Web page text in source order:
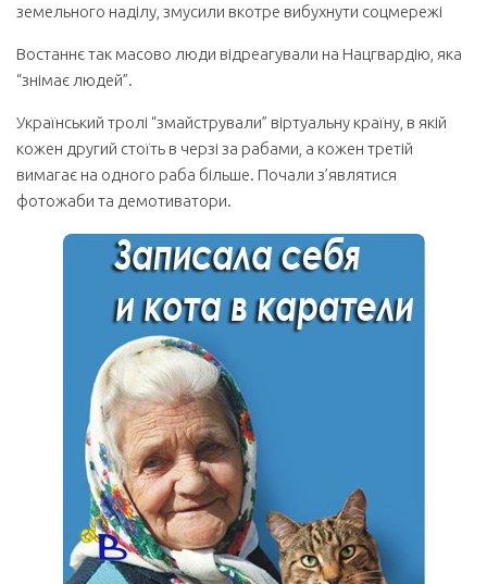
земельного наділу, змусили вкотре вибухнути соцмережі
Востаннє так масово люди відреагували на Нацгвардію, яка
“знімає людей”.
Український тролі “змайстрували” віртуальну країну, в якій
кожен другий стоїть в черзі за рабами, а кожен третій
вимагає на одного раба більше. Почали з’являтися
фотожаби та демотиватори.